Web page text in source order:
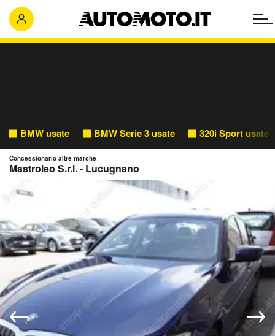
BMW usate BMW Serie 3 usate 320i Sport usate
Concessionario altre marche
Mastroleo S.r.l. - Lucugnano